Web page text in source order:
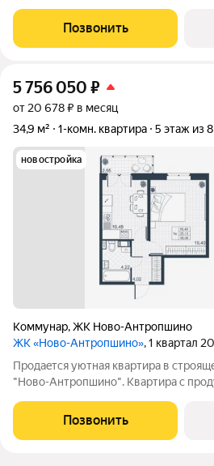
площадок, детский сад, школа, парк,
До
Позвонить
5 756 050 ₽
от 20 678 ₽ в месяц
34,9 м²
1-комн. квартира 5 этаж из 8
новостройка
Коммунар,ЖК Ново-Антропшино
ЖК «Ново-Антропшино», 1 квартал
Пpoдaeтся уютная квартира в
"Ново-Антропшино". Квартира с
каждое помещение - это позволит
комфорта для жизни. Жить за
Позвонить